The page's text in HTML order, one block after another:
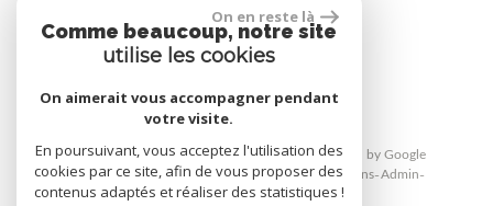
site réalisé par
© 2026 | Tous droits réservés | Traduction powered by Google
Plan du site Mentions légales Nos honoraires Liens Admin
Toutes nos annonces
On en reste là
Comme beaucoup, notre site
utilise les cookies
On aimerait vous accompagner pendant
votre visite.
En poursuivant, vous acceptez l'utilisation des
cookies par ce site, afin de vous proposer des
contenus adaptés et réaliser des statistiques !